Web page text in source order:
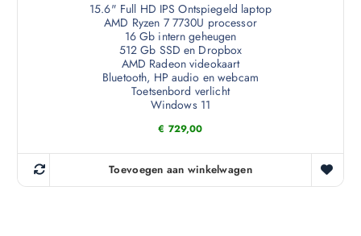
15.6" Full HD IPS Ontspiegeld laptop
AMD Ryzen 7 7730U processor
16 Gb intern geheugen
512 Gb SSD en Dropbox
AMD Radeon videokaart
Bluetooth, HP audio en webcam
Toetsenbord verlicht
Windows 11
€ 729,00
Toevoegen aan winkelwagen